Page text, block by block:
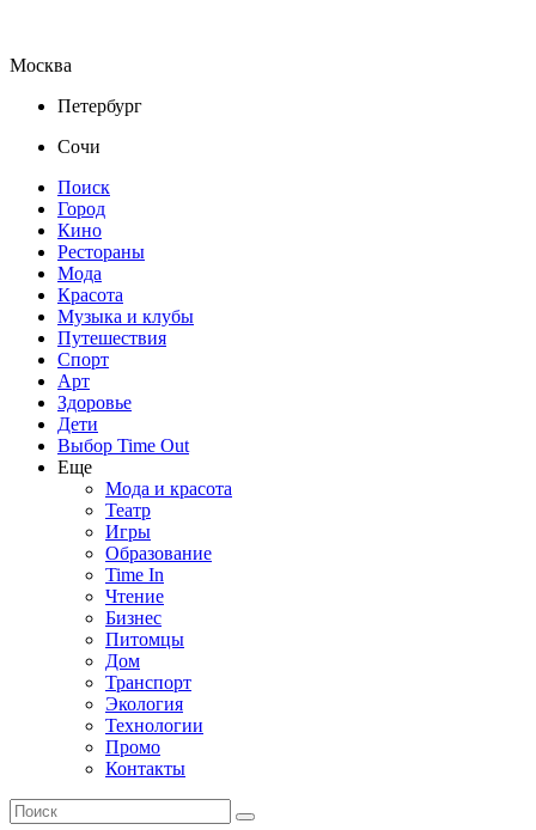
Москва
Петербург
Сочи
Поиск
Город
Кино
Рестораны
Мода
Красота
Музыка и клубы
Путешествия
Спорт
Арт
Здоровье
Дети
Выбор Time Out
Еще
Мода и красота
Театр
Игры
Образование
Time In
Чтение
Бизнес
Питомцы
Дом
Транспорт
Экология
Технологии
Промо
Контакты